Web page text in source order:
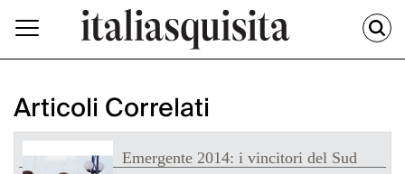
Articoli Correlati
Emergente 2014: i vincitori del Sud